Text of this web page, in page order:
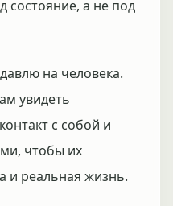
состояние, а не под
на человека.
увидеть
с собой и
чтобы их
и реальная жизнь.